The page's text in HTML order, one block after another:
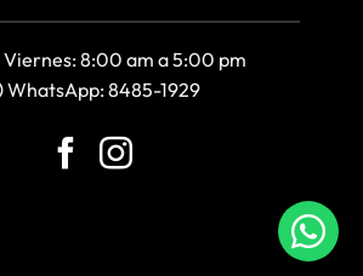
Viernes: 8:00 am a 5:00 pm
WhatsApp: 8485-1929